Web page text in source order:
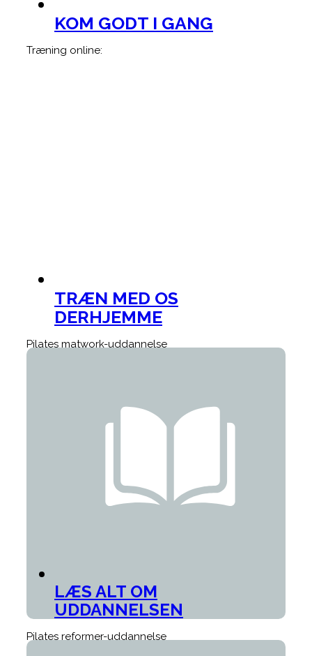
KOM GODT I GANG
Træning online:
TRÆN MED OS
DERHJEMME
Pilates matwork-uddannelse
LÆS ALT OM
UDDANNELSEN
Pilates reformer-uddannelse